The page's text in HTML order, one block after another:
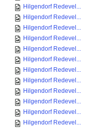
Hilgendorf Redevel...
Hilgendorf Redevel...
Hilgendorf Redevel...
Hilgendorf Redevel...
Hilgendorf Redevel...
Hilgendorf Redevel...
Hilgendorf Redevel...
Hilgendorf Redevel...
Hilgendorf Redevel...
Hilgendorf Redevel...
Hilgendorf Redevel...
Hilgendorf Redevel...